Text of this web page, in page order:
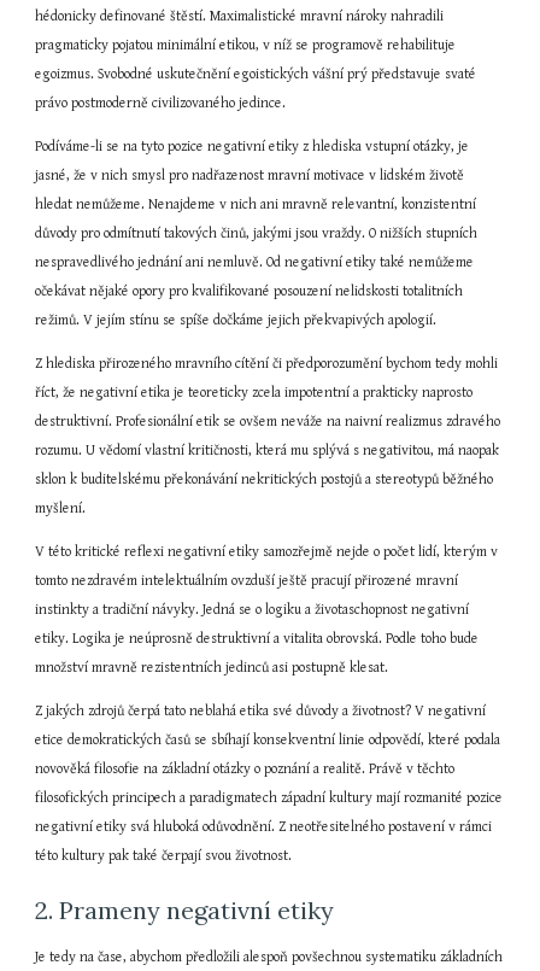
hédonicky definované štěstí. Maximalistické mravní nároky nahradili
pragmaticky pojatou minimální etikou, v níž se programově rehabilituje
egoizmus. Svobodné uskutečnění egoistických vášní prý představuje svaté
právo postmoderně civilizovaného jedince.
Podíváme-li se na tyto pozice negativní etiky z hlediska vstupní otázky, je
jasné, že v nich smysl pro nadřazenost mravní motivace v lidském životě
hledat nemůžeme. Nenajdeme v nich ani mravně relevantní, konzistentní
důvody pro odmítnutí takových činů, jakými jsou vraždy. O nižších stupních
nespravedlivého jednání ani nemluvě. Od negativní etiky také nemůžeme
očekávat nějaké opory pro kvalifikované posouzení nelidskosti totalitních
režimů. V jejím stínu se spíše dočkáme jejich překvapivých apologií.
Z hlediska přirozeného mravního cítění či předporozumění bychom tedy mohli
říct, že negativní etika je teoreticky zcela impotentní a prakticky naprosto
destruktivní. Profesionální etik se ovšem neváže na naivní realizmus zdravého
rozumu. U vědomí vlastní kritičnosti, která mu splývá s negativitou, má naopak
sklon k buditelskému překonávání nekritických postojů a stereotypů běžného
myšlení.
V této kritické reflexi negativní etiky samozřejmě nejde o počet lidí, kterým v
tomto nezdravém intelektuálním ovzduší ještě pracují přirozené mravní
instinkty a tradiční návyky. Jedná se o logiku a životaschopnost negativní
etiky. Logika je neúprosně destruktivní a vitalita obrovská. Podle toho bude
množství mravně rezistentních jedinců asi postupně klesat.
Z jakých zdrojů čerpá tato neblahá etika své důvody a životnost? V negativní
etice demokratických časů se sbíhají konsekventní linie odpovědí, které podala
novověká filosofie na základní otázky o poznání a realitě. Právě v těchto
filosofických principech a paradigmatech západní kultury mají rozmanité pozice
negativní etiky svá hluboká odůvodnění. Z neotřesitelného postavení v rámci
této kultury pak také čerpají svou životnost.
2. Prameny negativní etiky
Je tedy na čase, abychom předložili alespoň povšechnou systematiku základních